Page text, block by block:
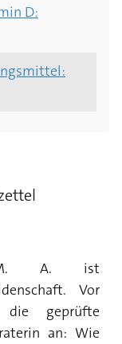
schön durch
–
D:
M. A. ist
Vor
geprüfte
an: Wie